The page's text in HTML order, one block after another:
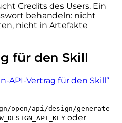
Credits des Users. Ein
behandeln: nicht
nicht in Artefakte
für den Skill
API-Vertrag für den Skill“
open/api/design/generate
oder